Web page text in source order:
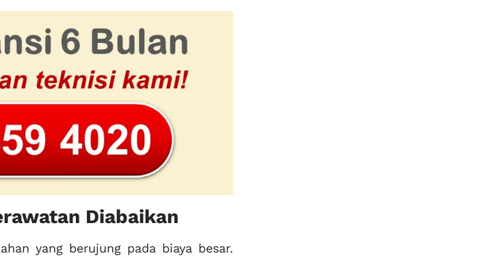
Diabaikan
yang berujung pada biaya besar.